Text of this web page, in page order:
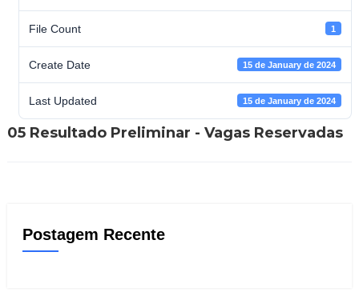
File Count 1
Create Date 15 de January de 2024
Last Updated 15 de January de 2024
05 Resultado Preliminar - Vagas Reservadas
Postagem Recente